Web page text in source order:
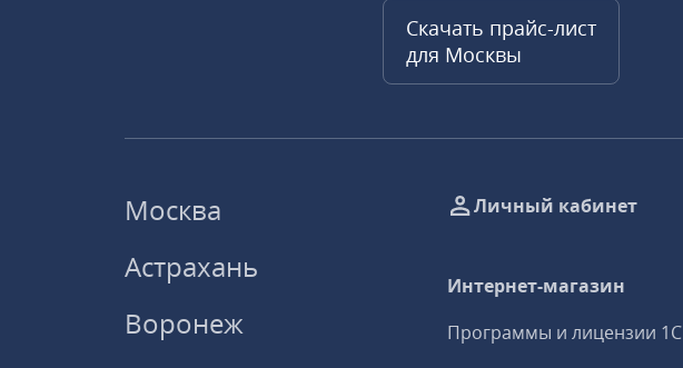
Скачать прайс-лист
для Москвы
Москва
Астрахань
Воронеж
Личный кабинет
Интернет-магазин
Программы и лицензии 1С